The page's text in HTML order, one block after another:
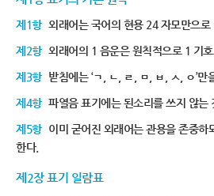
제1항 외래어는 국어의 현용 24 자모만으로
제2항 외래어의 1 음운은 원칙적으로 1 기호
제3항 받침에는 ‘ㄱ, ㄴ, ㄹ, ㅁ, ㅂ, ㅅ, ㅇ’만
제4항 파열음 표기에는 된소리를 쓰지 않는
제5항 이미 굳어진 외래어는 관용을 존중하
한다.
제2장 표기 일람표